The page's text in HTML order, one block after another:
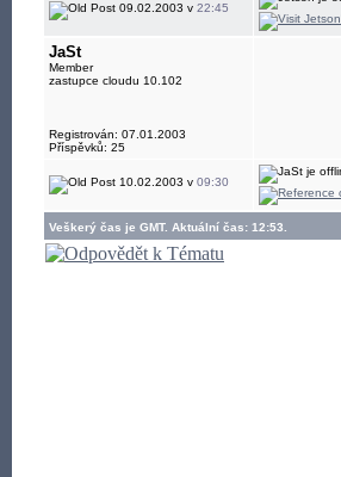
09.02.2003 v 22:45
JaSt
Member
zastupce cloudu 10.102
Registrován: 07.01.2003
Příspěvků: 25
10.02.2003 v 09:30
Veškerý čas je GMT. Aktuální čas: 12:53.